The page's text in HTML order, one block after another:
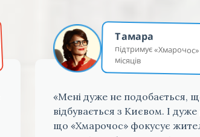
Тамара
підтримує
місяців
«Мені дуже не подобається,
відбувається з Києвом. І дуже
що «Хмарочос» фокусує